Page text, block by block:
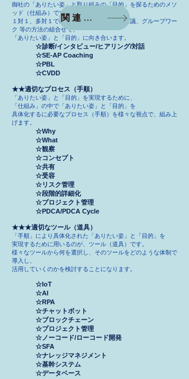
御社の「ありたい姿」と取り組みの「目的」を探るためのメソ
ッド（仕組み）です。
１対１、多対１でのヒアリングやグループ討議、グループワー
ク 等の方法の組合せで、
​「ありたい姿」と「目的」に向き合います。
☆診断/インタビュー/ヒアリング/対話
☆SE-AP Coaching
☆PBL
☆CVDD
★★適切なプロセス（手順）
「ありたい姿」と「目的」を実現するために、
「仕組み」の中で「ありたい姿」と「目的」を
具体化するに必要なプロセス（手順）を様々な視点で、 組み上
げます。
☆Why
☆What
☆観察
☆コンセプト
☆共有
☆受容
☆リスク管理
☆段階的詳細化
☆プロジェクト管理
☆PDCA/PDCA Cycle
★★★適切なツール（道具）
​「手順」により具体化された「ありたい姿」と「目的」を
実現するために用いるのが、ツール（道具）です。
様々なツールから何を選択し、そのツールをどのような体制で
導入し、
活用していくのかを検討することになります。
☆IoT
☆AI
☆RPA
☆チャットボット
☆ブロックチェーン
☆プロジェクト管理
☆ノーコード/ローコード開発
☆SFA
☆ナレッジマネジメント
☆基幹システム
☆データベース
関連コンテンツ